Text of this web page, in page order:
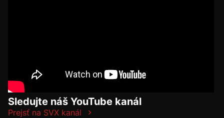
Sledujte náš YouTube kanál
Prejsť na SVX kanál